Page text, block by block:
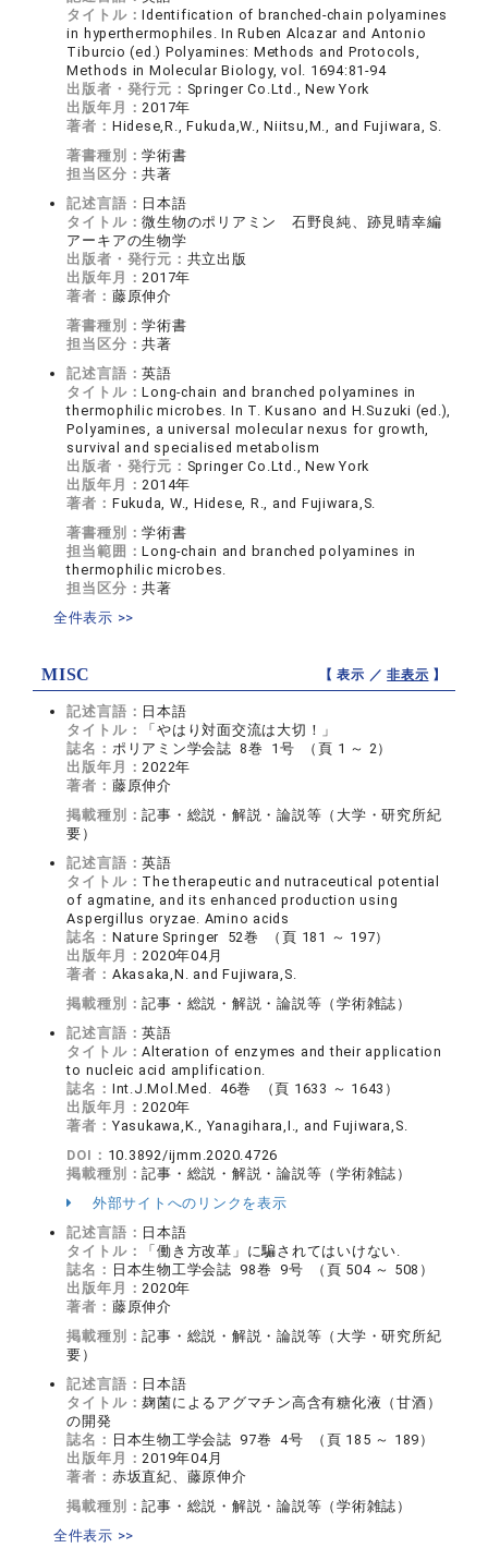
タイトル：Identification of branched-chain polyamines
in hyperthermophiles. In Ruben Alcazar and Antonio
Tiburcio (ed.) Polyamines: Methods and Protocols,
Methods in Molecular Biology, vol. 1694:81-94
出版者・発行元： Springer Co.Ltd., New York
出版年月：2017年
著者： Hidese,R., Fukuda,W., Niitsu,M., and Fujiwara, S.
著書種別：学術書
担当区分：共著
記述言語： 日本語
タイトル：微生物のポリアミン 石野良純、跡見晴幸編
アーキアの生物学
出版者・発行元： 共立出版
出版年月：2017年
著者： 藤原伸介
著書種別：学術書
担当区分：共著
記述言語：英語
タイトル：Long-chain and branched polyamines in
thermophilic microbes. In T. Kusano and H.Suzuki (ed.),
Polyamines, a universal molecular nexus for growth,
survival and specialised metabolism
出版者・発行元： Springer Co.Ltd., New York
出版年月：2014年
著者： Fukuda, W., Hidese, R., and Fujiwara,S.
著書種別：学術書
担当範囲：Long-chain and branched polyamines in
thermophilic microbes.
担当区分：共著
全件表示 >>
MISC 【 表示 ／非表示 】
記述言語： 日本語
タイトル：
「やはり対面交流は大切！」
誌名： ポリアミン学会誌 8巻 1号 （頁 1 ～ 2）
出版年月：2022年
著者： 藤原伸介
掲載種別：記事・総説・解説・論説等（大学・研究所紀
要）
記述言語：英語
タイトル： The therapeutic and nutraceutical potential
of agmatine, and its enhanced production using
Aspergillus oryzae. Amino acids
誌名： Nature Springer 52巻 （頁 181 ～ 197）
出版年月：2020年04月
著者： Akasaka,N. and Fujiwara,S.
掲載種別：記事・総説・解説・論説等（学術雑誌）
記述言語：英語
タイトル：Alteration of enzymes and their application
to nucleic acid amplification.
誌名： Int.J.Mol.Med. 46巻 （頁 1633 ～ 1643）
出版年月：2020年
著者： Yasukawa,K., Yanagihara,I., and Fujiwara,S.
DOI： 10.3892/ijmm.2020.4726
掲載種別：記事・総説・解説・論説等（学術雑誌）
外部サイトへのリンクを表示
記述言語： 日本語
タイトル：
「働き方改革」に騙されてはいけない.
誌名： 日本生物工学会誌 98巻 9号 （頁 504 ～ 508）
出版年月：2020年
著者： 藤原伸介
掲載種別：記事・総説・解説・論説等（大学・研究所紀
要）
記述言語： 日本語
タイトル：麹菌によるアグマチン高含有糖化液（甘酒）
の開発
誌名： 日本生物工学会誌 97巻 4号 （頁 185 ～ 189）
出版年月：2019年04月
著者： 赤坂直紀、藤原伸介
掲載種別：記事・総説・解説・論説等（学術雑誌）
全件表示 >>